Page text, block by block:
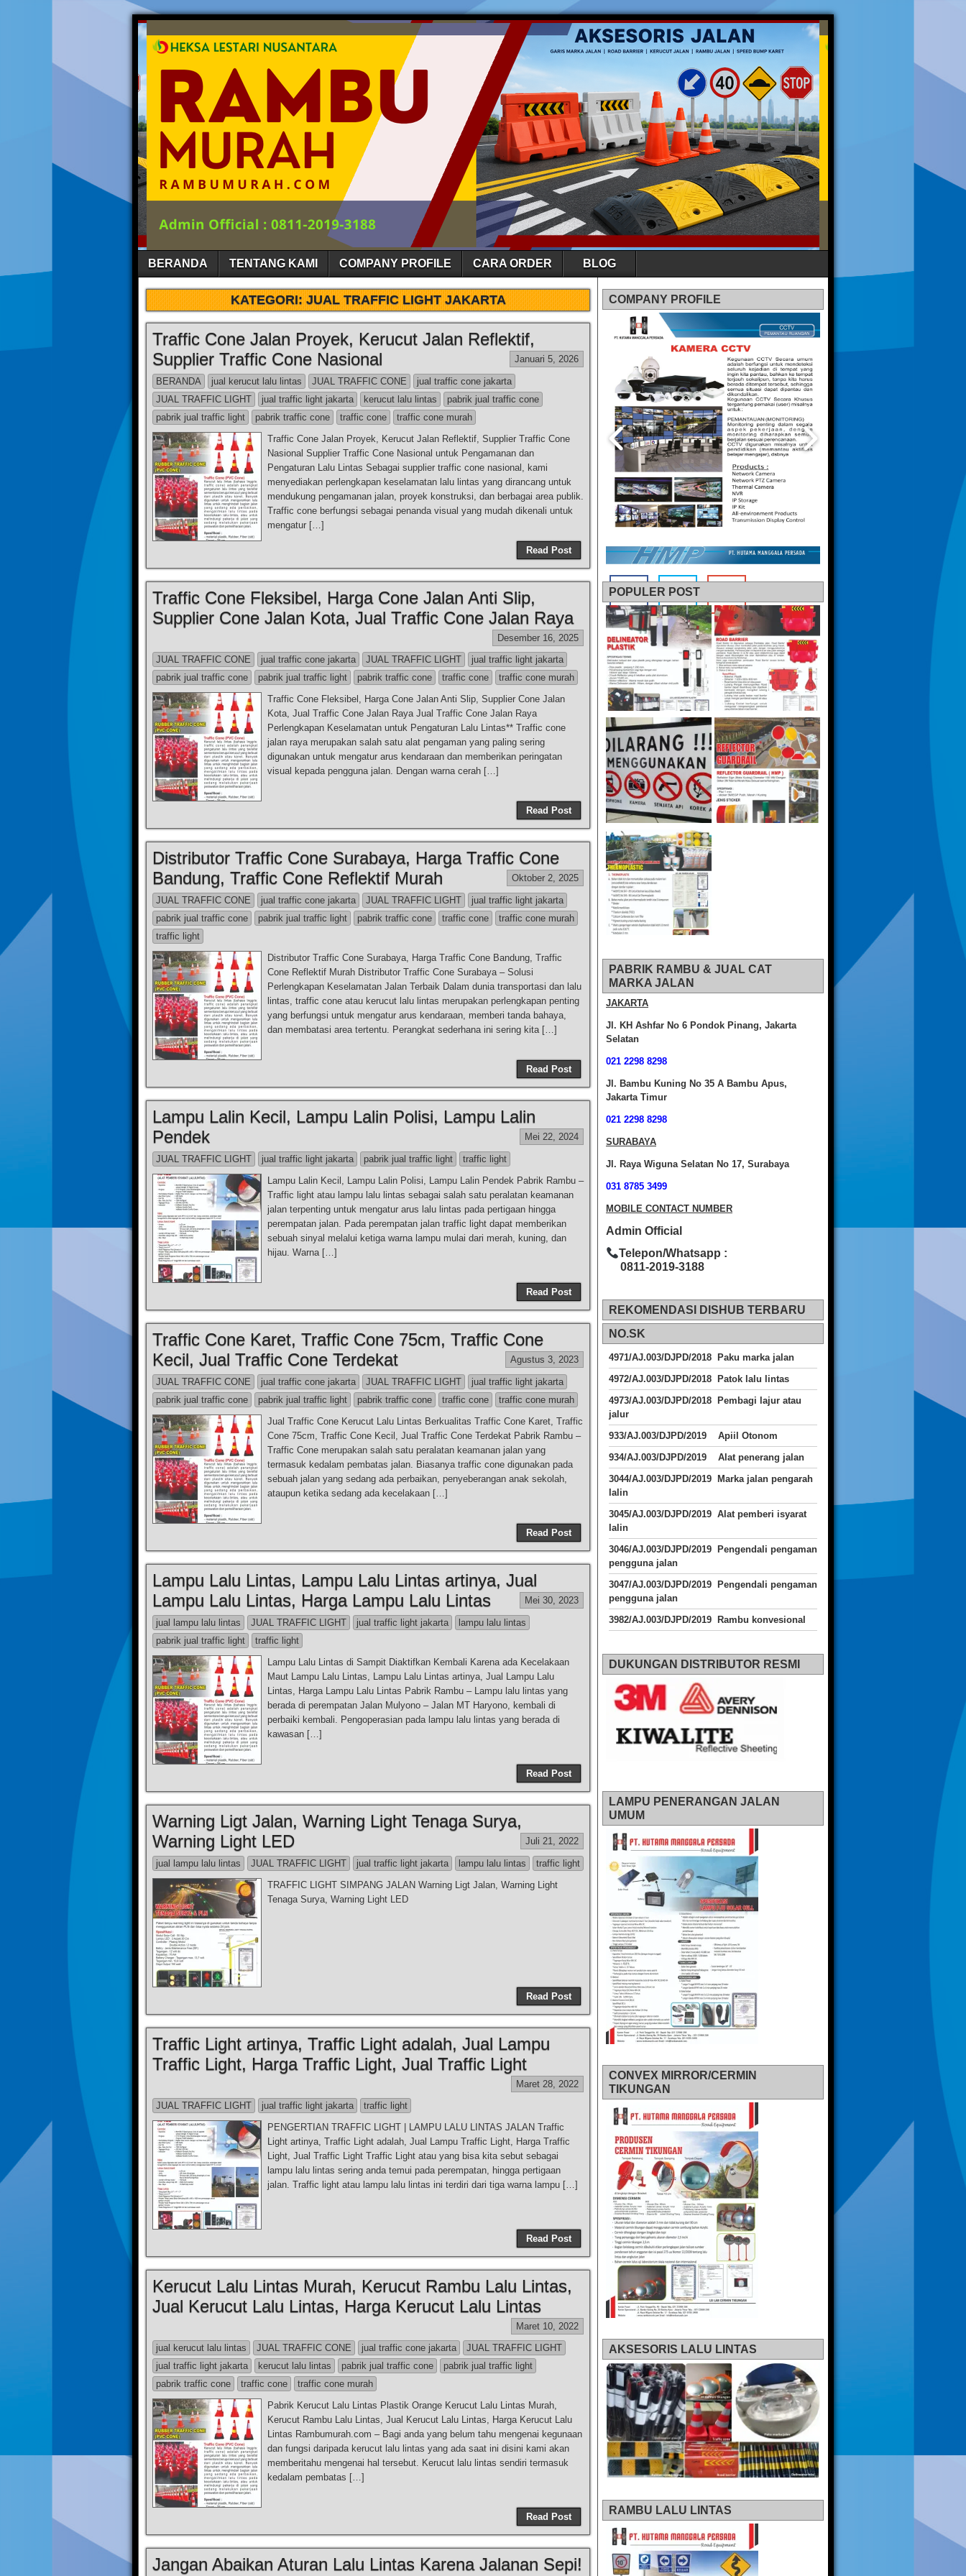
BERANDA TENTANG KAMI COMPANY PROFILE CARA ORDER BLOG
KATEGORI:JUAL TRAFFIC LIGHT JAKARTA
Traffic Cone Jalan Proyek, Kerucut Jalan Reflektif,
Supplier Traffic Cone Nasional
Januari 5, 2026
BERANDA jual kerucut lalu lintas JUAL TRAFFIC CONE
jual traffic cone jakarta
JUAL TRAFFIC LIGHT
jual traffic light jakarta kerucut lalu lintas
pabrik jual traffic cone
pabrik jual traffic light
pabrik traffic cone traffic cone
traffic cone murah
Traffic Cone Jalan Proyek, Kerucut Jalan Reflektif, Supplier Traffic Cone
Nasional Supplier Traffic Cone Nasional untuk Pengamanan dan
Pengaturan Lalu Lintas Sebagai supplier traffic cone nasional, kami
menyediakan perlengkapan keselamatan lalu lintas yang dirancang untuk
mendukung pengamanan jalan, proyek konstruksi, dan berbagai area publik.
Traffic cone berfungsi sebagai penanda visual yang mudah dikenali untuk
mengatur […]
Read Post
Traffic Cone Fleksibel, Harga Cone Jalan Anti Slip,
Supplier Cone Jalan Kota, Jual Traffic Cone Jalan Raya
Desember 16, 2025
JUAL TRAFFIC CONE
jual traffic cone jakarta JUAL TRAFFIC LIGHT
jual traffic light jakarta
pabrik jual traffic cone
pabrik jual traffic light pabrik traffic cone traffic cone
traffic cone murah
Traffic Cone Fleksibel, Harga Cone Jalan Anti Slip, Supplier Cone Jalan
Kota, Jual Traffic Cone Jalan Raya Jual Traffic Cone Jalan Raya
Perlengkapan Keselamatan untuk Pengaturan Lalu Lintas** Traffic cone
jalan raya merupakan salah satu alat pengaman yang paling sering
digunakan untuk mengatur arus kendaraan dan memberikan peringatan
visual kepada pengguna jalan. Dengan warna cerah […]
Read Post
Distributor Traffic Cone Surabaya, Harga Traffic Cone
Bandung, Traffic Cone Reflektif Murah
Oktober 2, 2025
JUAL TRAFFIC CONE jual traffic cone jakarta JUAL TRAFFIC LIGHT
jual traffic light jakarta
pabrik jual traffic cone
pabrik jual traffic light pabrik traffic cone traffic cone
traffic cone murah
traffic light
Distributor Traffic Cone Surabaya, Harga Traffic Cone Bandung, Traffic
Cone Reflektif Murah Distributor Traffic Cone Surabaya – Solusi
Perlengkapan Keselamatan Jalan Terbaik Dalam dunia transportasi dan lalu
lintas, traffic cone atau kerucut lalu lintas merupakan perlengkapan penting
yang berfungsi untuk mengatur arus kendaraan, memberi tanda bahaya,
dan membatasi area tertentu. Perangkat sederhana ini sering kita […]
Read Post
Lampu Lalin Kecil, Lampu Lalin Polisi, Lampu Lalin
Pendek
Mei 22, 2024
JUAL TRAFFIC LIGHT jual traffic light jakarta pabrik jual traffic light
traffic light
Lampu Lalin Kecil, Lampu Lalin Polisi, Lampu Lalin Pendek Pabrik Rambu –
Traffic light atau lampu lalu lintas sebagai salah satu peralatan keamanan
jalan terpenting untuk mengatur arus lalu lintas pada pertigaan hingga
perempatan jalan. Pada perempatan jalan traffic light dapat memberikan
sebuah sinyal melalui ketiga warna lampu mulai dari merah, kuning, dan
hijau. Warna […]
Read Post
Traffic Cone Karet, Traffic Cone 75cm, Traffic Cone
Kecil, Jual Traffic Cone Terdekat
Agustus 3, 2023
JUAL TRAFFIC CONE jual traffic cone jakarta JUAL TRAFFIC LIGHT
jual traffic light jakarta
pabrik jual traffic cone
pabrik jual traffic light pabrik traffic cone traffic cone
traffic cone murah
Jual Traffic Cone Kerucut Lalu Lintas Berkualitas Traffic Cone Karet, Traffic
Cone 75cm, Traffic Cone Kecil, Jual Traffic Cone Terdekat Pabrik Rambu –
Traffic Cone merupakan salah satu peralatan keamanan jalan yang
termasuk kedalam pembatas jalan. Biasanya traffic cone digunakan pada
sebuah jalan yang sedang ada perbaikan, penyeberangan anak sekolah,
ataupun ketika sedang ada kecelakaan […]
Read Post
Lampu Lalu Lintas, Lampu Lalu Lintas artinya, Jual
Lampu Lalu Lintas, Harga Lampu Lalu Lintas
Mei 30, 2023
jual lampu lalu lintas JUAL TRAFFIC LIGHT jual traffic light jakarta
lampu lalu lintas
pabrik jual traffic light
traffic light
Lampu Lalu Lintas di Sampit Diaktifkan Kembali Karena ada Kecelakaan
Maut Lampu Lalu Lintas, Lampu Lalu Lintas artinya, Jual Lampu Lalu
Lintas, Harga Lampu Lalu Lintas Pabrik Rambu – Lampu lalu lintas yang
berada di perempatan Jalan Mulyono – Jalan MT Haryono, kembali di
perbaiki kembali. Pengoperasian pada lampu lalu lintas yang berada di
kawasan […]
Read Post
Warning Ligt Jalan, Warning Light Tenaga Surya,
Warning Light LED
Juli 21, 2022
jual lampu lalu lintas JUAL TRAFFIC LIGHT jual traffic light jakarta lampu lalu lintas
traffic light
TRAFFIC LIGHT SIMPANG JALAN Warning Ligt Jalan, Warning Light
Tenaga Surya, Warning Light LED
Read Post
Traffic Light artinya, Traffic Light adalah, Jual Lampu
Traffic Light, Harga Traffic Light, Jual Traffic Light
Maret 28, 2022
JUAL TRAFFIC LIGHT
jual traffic light jakarta
traffic light
PENGERTIAN TRAFFIC LIGHT | LAMPU LALU LINTAS JALAN Traffic
Light artinya, Traffic Light adalah, Jual Lampu Traffic Light, Harga Traffic
Light, Jual Traffic Light Traffic Light atau yang bisa kita sebut sebagai
lampu lalu lintas sering anda temui pada perempatan, hingga pertigaan
jalan. Traffic light atau lampu lalu lintas ini terdiri dari tiga warna lampu […]
Read Post
Kerucut Lalu Lintas Murah, Kerucut Rambu Lalu Lintas,
Jual Kerucut Lalu Lintas, Harga Kerucut Lalu Lintas
Maret 10, 2022
jual kerucut lalu lintas
JUAL TRAFFIC CONE jual traffic cone jakarta
JUAL TRAFFIC LIGHT
jual traffic light jakarta
kerucut lalu lintas pabrik jual traffic cone
pabrik jual traffic light
pabrik traffic cone
traffic cone
traffic cone murah
Pabrik Kerucut Lalu Lintas Plastik Orange Kerucut Lalu Lintas Murah,
Kerucut Rambu Lalu Lintas, Jual Kerucut Lalu Lintas, Harga Kerucut Lalu
Lintas Rambumurah.com – Bagi anda yang belum tahu mengenai kegunaan
dan fungsi daripada kerucut lalu lintas yang ada saat ini disini kami akan
memberitahu mengenai hal tersebut. Kerucut lalu lintas sendiri termasuk
kedalam pembatas […]
Read Post
Jangan Abaikan Aturan Lalu Lintas Karena Jalanan Sepi!
COMPANY PROFILE
POPULER POST
PABRIK RAMBU & JUAL CAT
MARKA JALAN
JAKARTA
Jl. KH Ashfar No 6 Pondok Pinang, Jakarta
Selatan
021 2298 8298
Jl. Bambu Kuning No 35 A Bambu Apus,
Jakarta Timur
021 2298 8298
SURABAYA
Jl. Raya Wiguna Selatan No 17, Surabaya
031 8785 3499
MOBILE CONTACT NUMBER
Admin Official
Telepon/Whatsapp :
0811-2019-3188
REKOMENDASI DISHUB TERBARU
NO.SK
4971/AJ.003/DJPD/2018 Paku marka jalan
4972/AJ.003/DJPD/2018 Patok lalu lintas
4973/AJ.003/DJPD/2018
Pembagi lajur atau
jalur
933/AJ.003/DJPD/2019 Apiil Otonom
934/AJ.003/DJPD/2019 Alat penerang jalan
3044/AJ.003/DJPD/2019 Marka jalan pengarah
lalin
3045/AJ.003/DJPD/2019 Alat pemberi isyarat
lalin
3046/AJ.003/DJPD/2019 Pengendali pengaman
pengguna jalan
3047/AJ.003/DJPD/2019 Pengendali pengaman
pengguna jalan
3982/AJ.003/DJPD/2019 Rambu konvesional
DUKUNGAN DISTRIBUTOR RESMI
LAMPU PENERANGAN JALAN
UMUM
CONVEX MIRROR/CERMIN
TIKUNGAN
AKSESORIS LALU LINTAS
RAMBU LALU LINTAS